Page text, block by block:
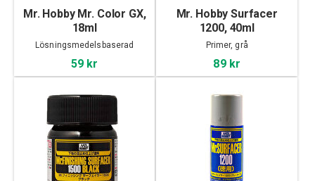
Mr. Hobby Mr. Color GX,
18ml
Lösningsmedelsbaserad
59 kr
Mr. Hobby Surfacer
1200, 40ml
Primer, grå
89 kr